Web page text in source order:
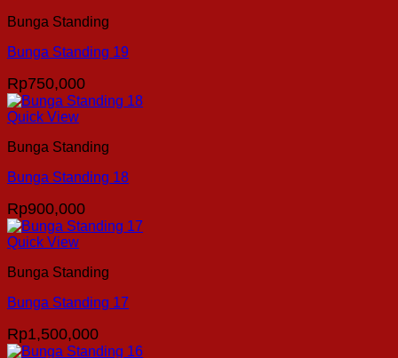
Bunga Standing
Bunga Standing 19
Rp750,000
Quick View
Bunga Standing
Bunga Standing 18
Rp900,000
Quick View
Bunga Standing
Bunga Standing 17
Rp1,500,000